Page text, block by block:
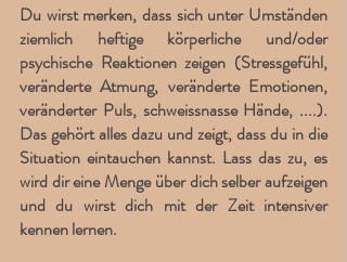
Du wirst merken, dass sich unter Umständen
ziemlich heftige körperliche und/oder
psychische Reaktionen zeigen (Stressgefühl,
veränderte Atmung, veränderte Emotionen,
veränderter Puls, schweissnasse Hände, ....).
Das gehört alles dazu und zeigt, dass du in die
Situation eintauchen kannst. Lass das zu, es
wird dir eine Menge über dich selber aufzeigen
und du wirst dich mit der Zeit intensiver
kennen lernen.